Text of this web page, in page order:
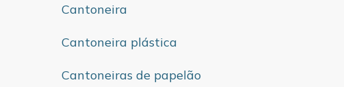
Cantoneira
Cantoneira plástica
Cantoneiras de papelão